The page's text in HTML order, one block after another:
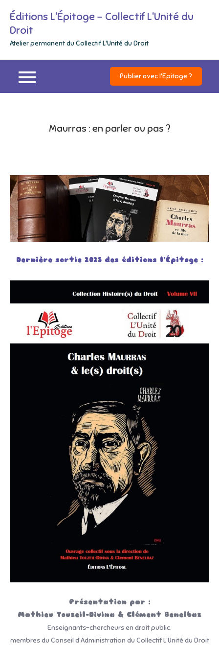
content
Éditions L'Épitoge – Collectif L'Unité du
Droit
Atelier permanent du Collectif L'Unité du Droit
Publier avec l'Epitoge ?
Maurras : en parler ou pas ?
Dernière sortie 2025 des éditions l’Épitoge :
Présentation par :
Mathieu Touzeil-Divina & Clément Benelbaz
Enseignants-chercheurs en droit public,
membres du Conseil d’Administration du Collectif L’Unité du Droit